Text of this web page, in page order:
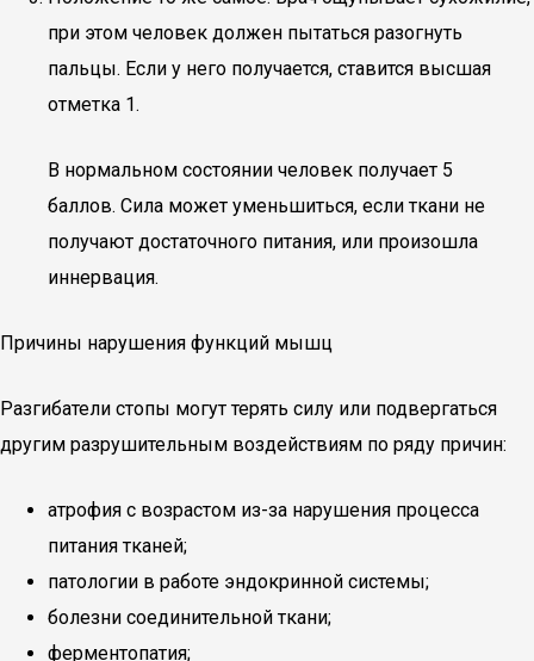
при этом человек должен пытаться разогнуть
пальцы. Если у него получается, ставится высшая
отметка 1.
В нормальном состоянии человек получает 5
баллов. Сила может уменьшиться, если ткани не
получают достаточного питания, или произошла
иннервация.
Причины нарушения функций мышц
Разгибатели стопы могут терять силу или подвергаться
другим разрушительным воздействиям по ряду причин:
атрофия с возрастом из-за нарушения процесса
питания тканей;
патологии в работе эндокринной системы;
болезни соединительной ткани;
ферментопатия;